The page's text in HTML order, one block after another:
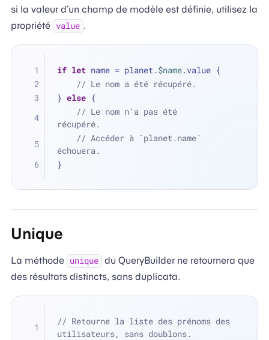
si la valeur d’un champ de modèle est définie, utilisez la
propriété value .
if let name = planet.$name.value {
// Le nom a été récupéré.
} else {
// Le nom n'a pas été
récupéré.
// Accéder à `planet.name`
échouera.
}
Unique
La méthode unique du QueryBuilder ne retournera que
des résultats distincts, sans duplicata.
// Retourne la liste des prénoms des
utilisateurs, sans doublons.